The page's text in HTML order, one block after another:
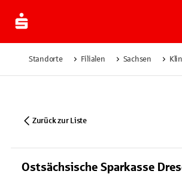
Standorte Filialen Sachsen
Zurück zur Liste
Ostsächsische Sparkasse